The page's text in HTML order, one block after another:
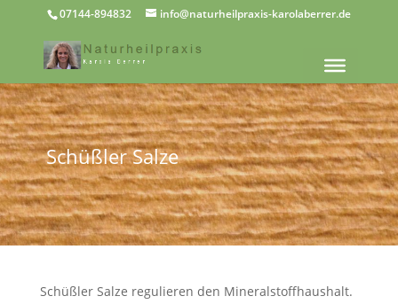
07144-894832 info@naturheilpraxis-karolaberrer.de
Schüßler Salze
Schüßler Salze regulieren den Mineralstoffhaushalt.